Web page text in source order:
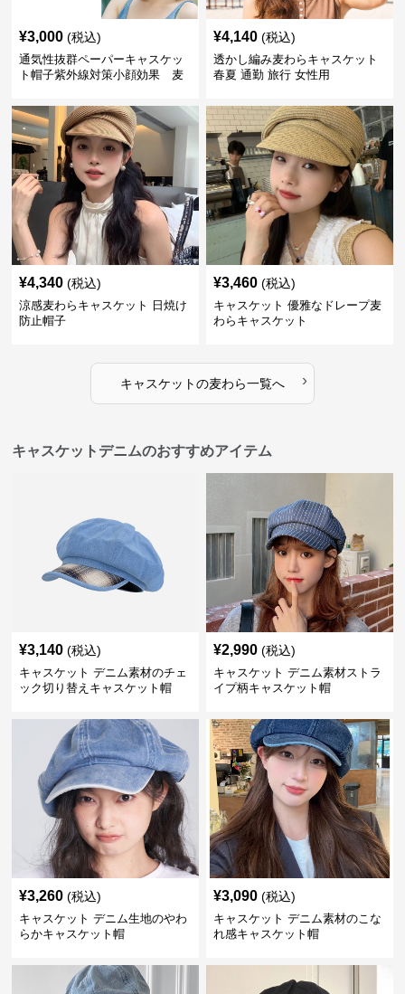
¥3,000 (税込)
通気性抜群ペーパーキャスケッ
ト帽子紫外線対策小顔効果 麦
¥4,140 (税込)
透かし編み麦わらキャスケット
春夏 通勤 旅行 女性用
¥4,340 (税込)
涼感麦わらキャスケット 日焼け
防止帽子
¥3,460 (税込)
キャスケット 優雅なドレープ麦
わらキャスケット
キャスケットの麦わら一覧へ ›
キャスケットデニムのおすすめアイテム
¥3,140 (税込)
キャスケット デニム素材のチェ
ック切り替えキャスケット帽
¥2,990 (税込)
キャスケット デニム素材ストラ
イプ柄キャスケット帽
¥3,260 (税込)
キャスケット デニム生地のやわ
らかキャスケット帽
¥3,090 (税込)
キャスケット デニム素材のこな
れ感キャスケット帽